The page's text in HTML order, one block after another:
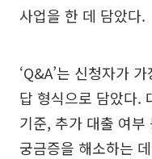
사업을 한 데 담았다.
‘Q&A’는 신청자가
답 형식으로 담았다.
기준, 추가 대출 여
궁금증을 해소하는